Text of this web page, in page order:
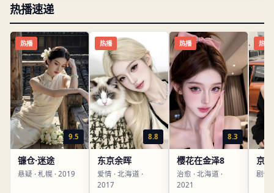
热播速递
热播
9.5
镰仓·迷途
悬疑 · 札幌 · 2019
热播
8.8
东京余晖
爱情 · 北海道 ·
2017
热播
8.3
樱花在金泽8
治愈 · 北海道 ·
2021
热播
京
剧情